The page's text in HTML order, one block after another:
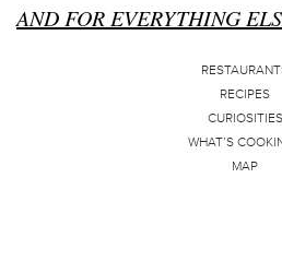
AND FOR EVERYTHING
RECIPES
CURIOSITIES
WHAT’S
MAP